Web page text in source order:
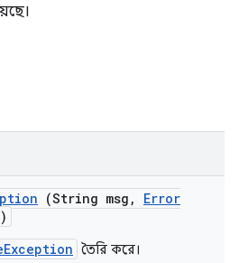
(String msg ,
Error
তৈরি করে।